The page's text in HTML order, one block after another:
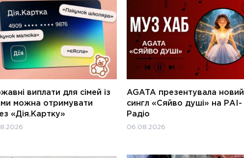
виплати для сімей із
можна отримувати
«Дія.Картку»
AGATA презентувала новий
сингл «Сяйво душі» на РАІ-
Радіо
06.08.2026